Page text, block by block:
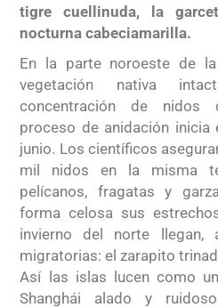
tigre cuellinuda, la
nocturna cabeciamarilla.
En la parte noroeste de
vegetación nativa
concentración de nidos
proceso de anidación inicia
junio. Los científicos
mil nidos en la misma
pelícanos, fragatas y
forma celosa sus
invierno del norte llegan,
migratorias: el zarapito
Así las islas lucen como
Shanghái alado y